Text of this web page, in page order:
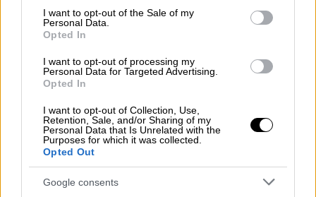
consent section.
I want to opt-out of the Sale of my
Personal Data.
Opted In
I want to opt-out of processing my
Personal Data for Targeted Advertising.
Opted In
I want to opt-out of Collection, Use,
Retention, Sale, and/or Sharing of my
Personal Data that Is Unrelated with the
Purposes for which it was collected.
Opted Out
Google consents
Παναθηναϊκού και στο άλλο εκείνοι του Άρη.
Τα δύο πέταλα έχουν χωρητικότητα 4.750
θεατών και υπάρχει η πρόθεση να δοθούν
από 4.000-4.500 εισιτήρια σε κάθε ομάδα στα
πέταλα.
Επιπλέον θα λάβει 4.000 προσκλήσεις η ΕΠΟ
σε κεντρική εξέδρα, στα επίσημα για να
καλυφθούν οι δικές της ανάγκες, ενώ στο
ενδιάμεσο από τους οργανωμένους -στην